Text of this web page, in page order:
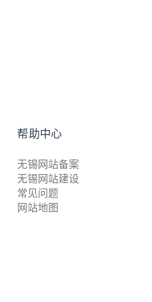
帮助中心
无锡网站备案
无锡网站建设
常见问题
网站地图